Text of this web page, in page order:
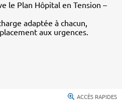
le Plan Hôpital en Tension –
adaptée à chacun,
aux urgences.
ACCÈS RAPIDES